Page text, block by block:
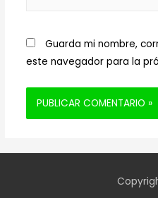
Guarda mi nombre,
este navegador para la